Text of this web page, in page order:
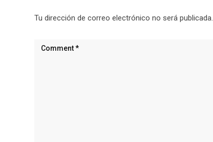
Tu dirección de correo electrónico no será publicada.